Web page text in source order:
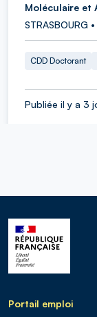
Moléculaire et
STRASBOURG
CDD Doctorant
Publiée il y a 3
Portail emploi